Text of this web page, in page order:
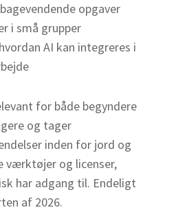
opgaver
i små grupper
AI kan integreres i
for både begyndere
og tager
inden for jord og
værktøjer og licenser,
har adgang til. Endeligt
af 2026.